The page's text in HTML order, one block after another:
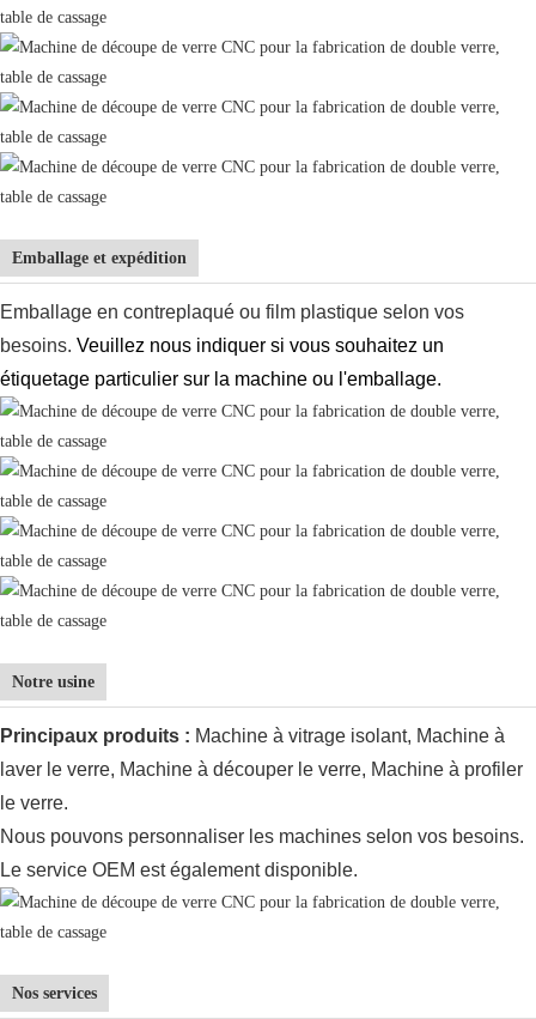
Emballage et expédition
Emballage en contreplaqué ou film plastique selon vos
besoins. Veuillez nous indiquer si vous souhaitez un
étiquetage particulier sur la machine ou l'emballage.
Notre usine
Principaux produits : Machine à vitrage isolant, Machine à
laver le verre, Machine à découper le verre, Machine à profiler
le verre.
Nous pouvons personnaliser les machines selon vos besoins.
Le service OEM est également disponible.
Nos services